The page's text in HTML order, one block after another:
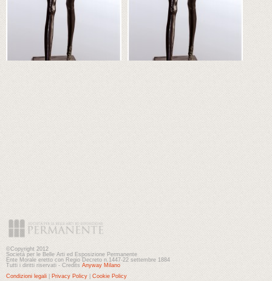
©Copyright 2012
Società per le Belle Arti ed Esposizione Permanente
Ente Morale eretto con Regio Decreto n.1447-22 settembre 1884
Tutti i diritti riservati - Credits Anyway Milano
Condizioni legali
Privacy Policy Cookie Policy